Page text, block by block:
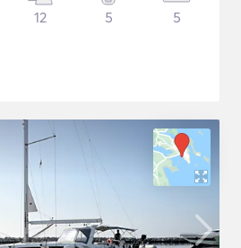
12 5 5